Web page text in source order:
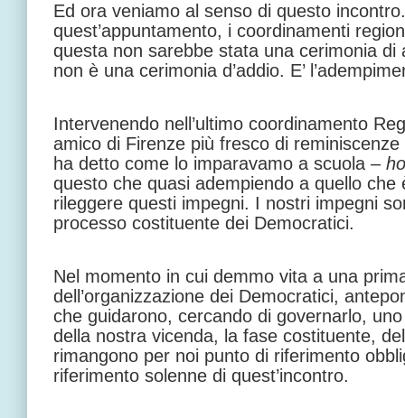
Ed ora veniamo al senso di questo
quest’appuntamento, i coordinamenti
questa non sarebbe stata una cerimonia di
non è una cerimonia d’addio. E’
Intervenendo nell’ultimo coordinamento
amico di Firenze più fresco di
ha detto come lo imparavamo a scuola –
questo che quasi adempiendo a quello che
rileggere questi impegni. I nostri impegni
processo costituente dei Democratici.
Nel momento in cui demmo vita a una
dell’organizzazione dei Democratici,
che guidarono, cercando di governarlo,
della nostra vicenda, la fase costituente,
rimangono per noi punto di riferimento
riferimento solenne di quest’incontro.